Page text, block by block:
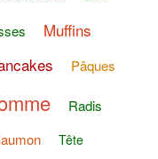
Muffins
Pâques
Radis
Tête